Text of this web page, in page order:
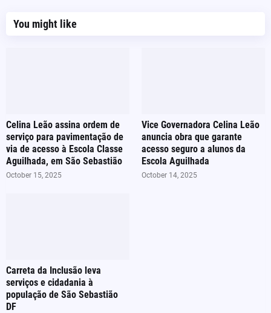
You might like
Celina Leão assina ordem de
serviço para pavimentação de
via de acesso à Escola Classe
Aguilhada, em São Sebastião
October 15, 2025
Vice Governadora Celina Leão
anuncia obra que garante
acesso seguro a alunos da
Escola Aguilhada
October 14, 2025
Carreta da Inclusão leva
serviços e cidadania à
população de São Sebastião
DF